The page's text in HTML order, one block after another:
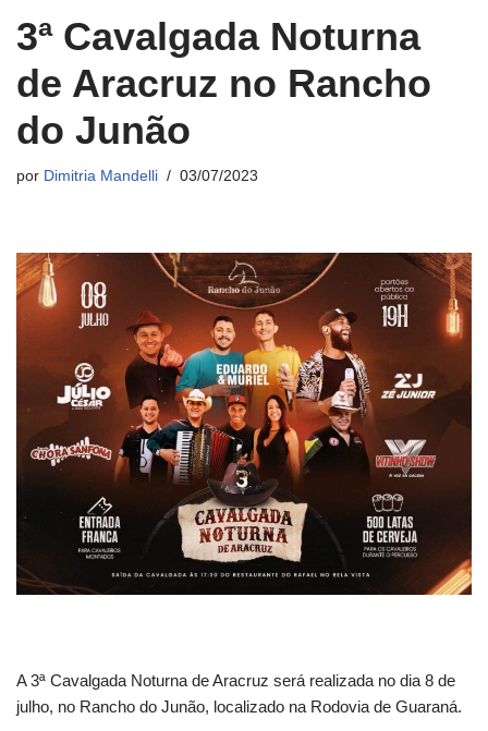
3ª Cavalgada Noturna
de Aracruz no Rancho
do Junão
por Dimitria Mandelli 03/07/2023
A 3ª Cavalgada Noturna de Aracruz será realizada no dia 8 de
julho, no Rancho do Junão, localizado na Rodovia de Guaraná.